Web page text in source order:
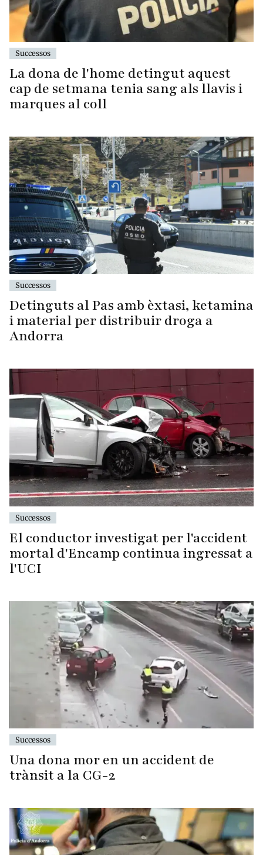
Successos
La dona de l'home detingut aquest
cap de setmana tenia sang als llavis i
marques al coll
Successos
Detinguts al Pas amb èxtasi, ketamina
i material per distribuir droga a
Andorra
Successos
El conductor investigat per l'accident
mortal d'Encamp continua ingressat a
l'UCI
Successos
Una dona mor en un accident de
trànsit a la CG-2